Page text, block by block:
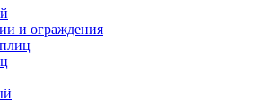
и ограждения